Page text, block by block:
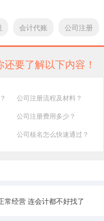
会计代账 公司注册
要了解以下内容！
公司注册流程及材料？
公司注册费用多少？
公司核名怎么快速通过？
常经营 连会计都不好找了